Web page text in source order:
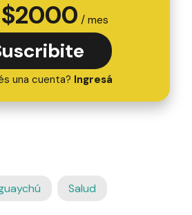
$2000 / mes
una cuenta? Ingresá
Salud